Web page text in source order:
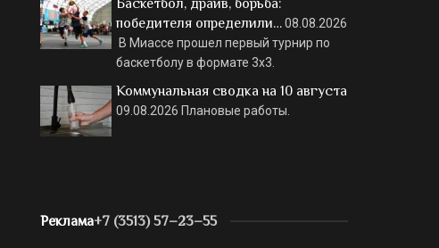
Баскетбол, драйв, борьба:
победителя определили…08.08.2026
В Миассе прошел первый турнир по
баскетболу в формате 3х3.
Коммунальная сводка на 10 августа
09.08.2026 Плановые работы.
Реклама+7 (3513) 57–23–55